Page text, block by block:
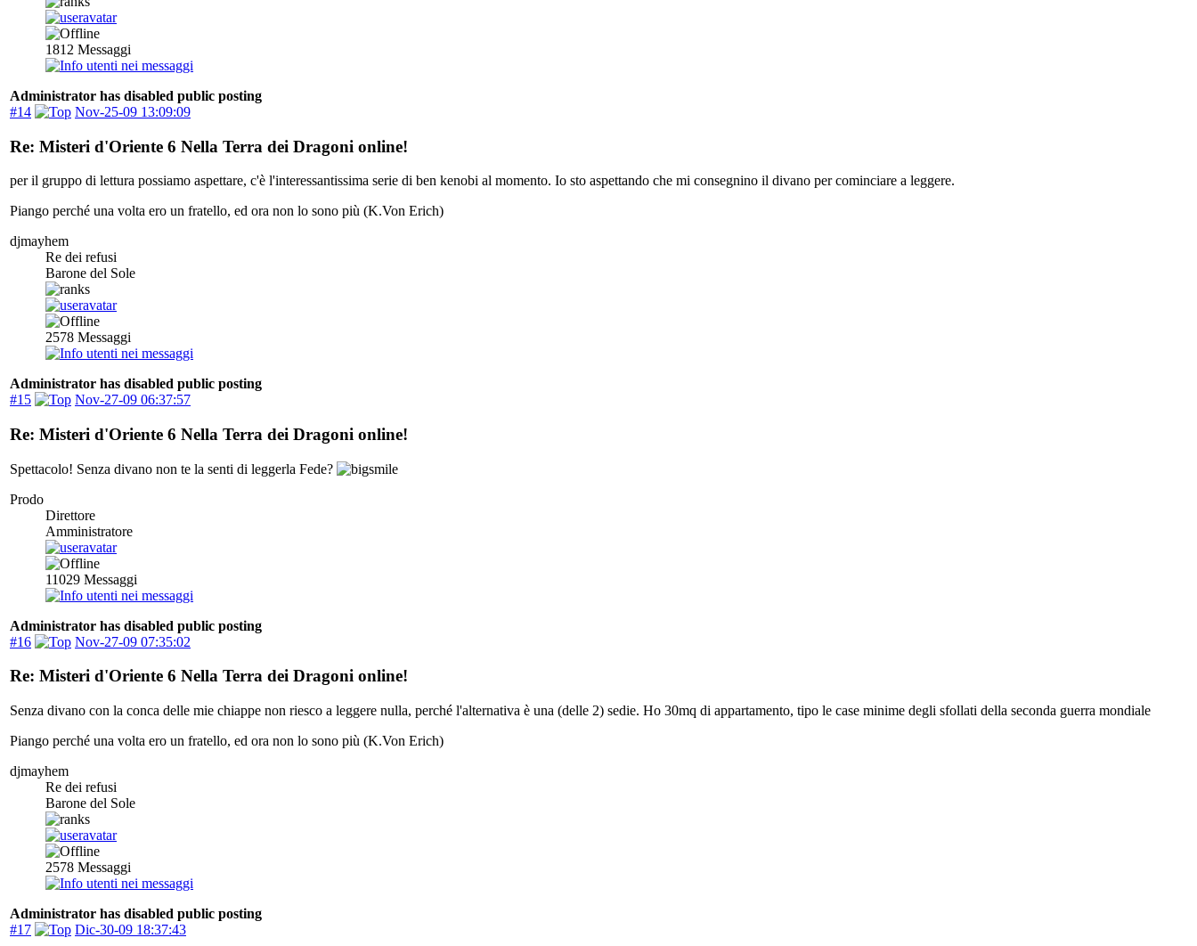
1812 Messaggi
Administrator has disabled public posting
#14
Nov-25-09 13:09:09
Re: Misteri d'Oriente 6 Nella Terra dei Dragoni online!
per il gruppo di lettura possiamo aspettare, c'è l'interessantissima serie di ben kenobi al momento. Io sto aspettando che mi consegnino il divano per cominciare a leggere.
Piango perché una volta ero un fratello, ed ora non lo sono più (K.Von Erich)
djmayhem
Re dei refusi
Barone del Sole
2578 Messaggi
Administrator has disabled public posting
#15
Nov-27-09 06:37:57
Re: Misteri d'Oriente 6 Nella Terra dei Dragoni online!
Spettacolo! Senza divano non te la senti di leggerla Fede?
Prodo
Direttore
Amministratore
11029 Messaggi
Administrator has disabled public posting
#16
Nov-27-09 07:35:02
Re: Misteri d'Oriente 6 Nella Terra dei Dragoni online!
Senza divano con la conca delle mie chiappe non riesco a leggere nulla, perché l'alternativa è una (delle 2) sedie. Ho 30mq di appartamento, tipo le case minime degli sfollati della seconda guerra mondiale
Piango perché una volta ero un fratello, ed ora non lo sono più (K.Von Erich)
djmayhem
Re dei refusi
Barone del Sole
2578 Messaggi
Administrator has disabled public posting
#17
Dic-30-09 18:37:43